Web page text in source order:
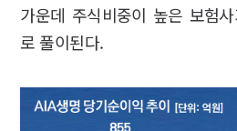
가운데 주식비중이 높은 보험
로 풀이된다.